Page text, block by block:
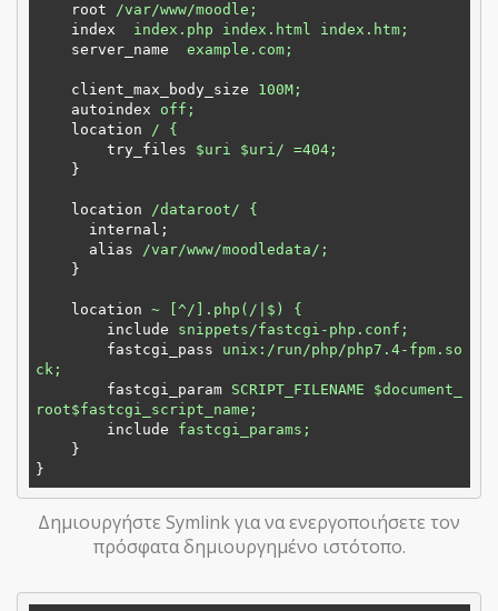
root
/var/www/moodle;
index
index.php index.html index.htm;
server_name
example.com;
client_max_body_size
100M;
autoindex
off;
location
/ {
try_files
$uri $uri/ =404;
}
location
/dataroot/ {
internal;
alias
/var/www/moodledata/;
}
location ~ [^/].php(/|$) {
include
snippets/fastcgi-php.conf;
fastcgi_pass
unix:/run/php/php7.4-fpm.so
ck;
fastcgi_param SCRIPT_FILENAME $document_
root$fastcgi_script_name;
include
fastcgi_params;
}
}
Δημιουργήστε Symlink για να ενεργοποιήσετε τον
πρόσφατα δημιουργημένο ιστότοπο.